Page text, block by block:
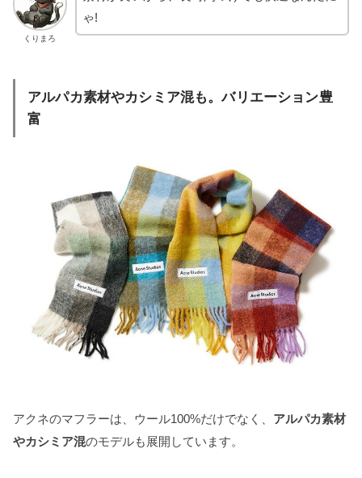
くりまろ
ゃ!
アルパカ素材やカシミア混も。バリエーション豊
富
アクネのマフラーは、ウール100%だけでなく、 アルパカ素材
やカシミア混のモデルも展開しています。